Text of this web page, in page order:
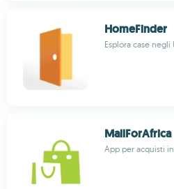
HomeFinder
Esplora case
MallForAfrica
App per acquisti